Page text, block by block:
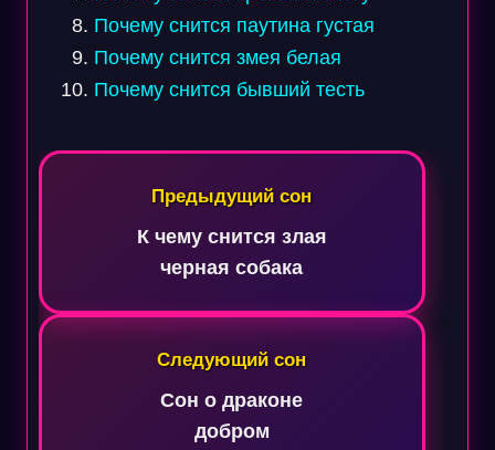
Почему снится паутина густая
Почему снится змея белая
Почему снится бывший тесть
Навигация
записям
Предыдущий сон
К чему снится злая
черная собака
Следующий сон
Сон о драконе
добром